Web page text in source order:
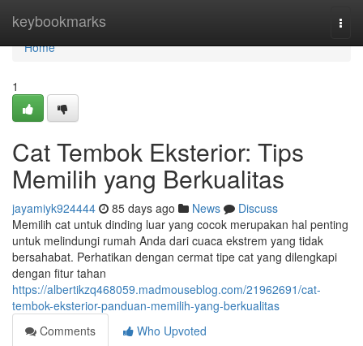
keybookmarks
Home
Home
1
Cat Tembok Eksterior: Tips
Memilih yang Berkualitas
jayamiyk924444 85 days ago News
Discuss
Memilih cat untuk dinding luar yang cocok merupakan hal penting
untuk melindungi rumah Anda dari cuaca ekstrem yang tidak
bersahabat. Perhatikan dengan cermat tipe cat yang dilengkapi
dengan fitur tahan
https://albertikzq468059.madmouseblog.com/21962691/cat-
tembok-eksterior-panduan-memilih-yang-berkualitas
Comments
Who Upvoted